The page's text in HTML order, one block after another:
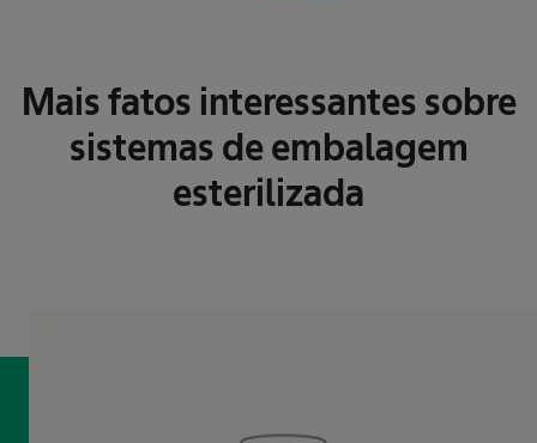
Mais fatos interessantes sobre
sistemas de embalagem
esterilizada